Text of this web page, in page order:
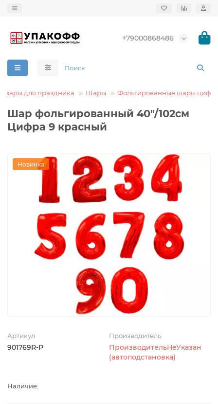
+79000868486
для праздника Шары Фольгированные шары
Шар фольгированный 40"/102см
Цифра 9 красный
Новинка
Артикул
901769R-P
Производитель
ПроизводительНеУказан
(автоподстановка)
Наличие: